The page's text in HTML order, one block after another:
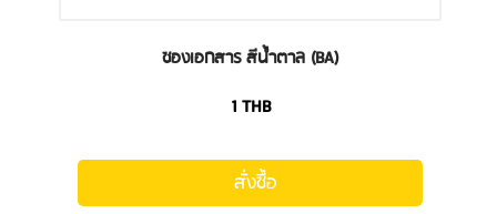
ซองเอกสาร สีน้ำตาล (BA)
1 THB
สั่งซื้อ